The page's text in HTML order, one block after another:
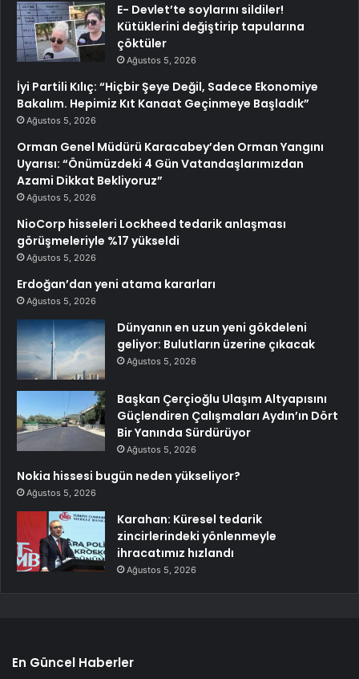
E- Devlet’te soylarını sildiler!
Kütüklerini değiştirip tapularına
çöktüler
Ağustos 5, 2026
İyi Partili Kılıç: “Hiçbir Şeye Değil, Sadece Ekonomiye
Bakalım. Hepimiz Kıt Kanaat Geçinmeye Başladık”
Ağustos 5, 2026
Orman Genel Müdürü Karacabey’den Orman Yangını
Uyarısı: “Önümüzdeki 4 Gün Vatandaşlarımızdan
Azami Dikkat Bekliyoruz”
Ağustos 5, 2026
NioCorp hisseleri Lockheed tedarik anlaşması
görüşmeleriyle %17 yükseldi
Ağustos 5, 2026
Erdoğan’dan yeni atama kararları
Ağustos 5, 2026
Dünyanın en uzun yeni gökdeleni
geliyor: Bulutların üzerine çıkacak
Ağustos 5, 2026
Başkan Çerçioğlu Ulaşım Altyapısını
Güçlendiren Çalışmaları Aydın’ın Dört
Bir Yanında Sürdürüyor
Ağustos 5, 2026
Nokia hissesi bugün neden yükseliyor?
Ağustos 5, 2026
Karahan: Küresel tedarik
zincirlerindeki yönlenmeyle
ihracatımız hızlandı
Ağustos 5, 2026
En Güncel Haberler